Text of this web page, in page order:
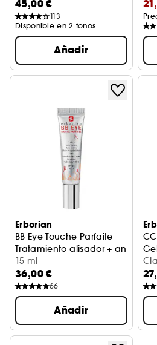
45,00 €
113
Disponible en 2 tonos
Añadir
Erborian
BB Eye Touche Parfaite
Tratamiento alisador +
15 ml
36,00 €
66
Añadir